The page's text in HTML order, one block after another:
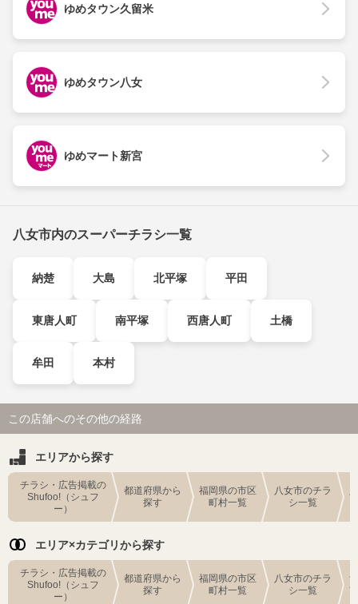
ゆめタウン久留米
ゆめタウン八女
ゆめマート新宮
八女市内のスーパーチラシ一覧
納楚 大島 北平塚 平田
東唐人町 南平塚 西唐人町 土橋
牟田 本村
この店舗へのその他の経路
エリアから探す
チラシ・広告掲載の
Shufoo!（シュフ
ー）
都道府県から
探す
福岡県の市区
町村一覧
八女市のチラ
シ一覧
エリア×カテゴリから探す
チラシ・広告掲載の
Shufoo!（シュフ
ー）
都道府県から
探す
福岡県の市区
町村一覧
八女市のチラ
シ一覧